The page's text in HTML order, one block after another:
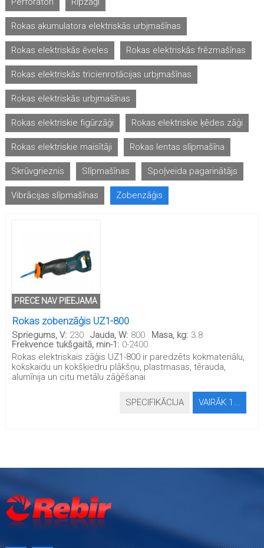
Rokas akumulatora elektriskās urbjmašīnas
Rokas elektriskās ēveles Rokas elektriskās frēzmašīnas
Rokas elektriskās tricienrotācijas urbjmašīnas
Rokas elektriskās urbjmašīnas
Rokas elektriskie figūrzāģi Rokas elektriskie ķēdes zāģi
Rokas elektriskie maisītāji Rokas lentas slīpmašīna
Skrūvgrieznis Slīpmašīnas Spoļveida pagarinātājs
Vibrācijas slīpmašīnas Zobenzāģis
PRECE NAV PIEEJAMA
Rokas zobenzāģis UZ1-800
Spriegums, V: 230 Jauda, W: 800 Masa, kg: 3.8
Frekvence tukšgaitā, min-1: 0-2400
Rokas elektriskais zāģis UZ1-800 ir paredzēts kokmateriālu,
kokskaidu un kokšķiedru plākšņu, plastmasas, tērauda,
alumīnija un citu metālu zāģēšanai
SPECIFIKĀCIJA VAIRĀK 1...